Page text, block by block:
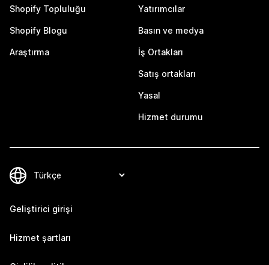
Shopify Topluluğu
Shopify Blogu
Araştırma
Yatırımcılar
Basın ve medya
İş Ortakları
Satış ortakları
Yasal
Hizmet durumu
Geliştirici girişi
Hizmet şartları